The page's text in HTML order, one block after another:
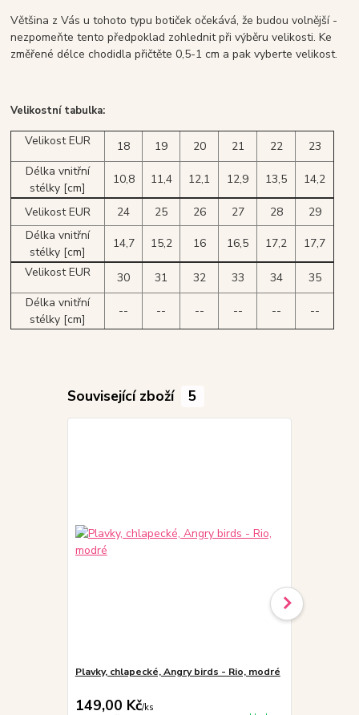
Většina z Vás u tohoto typu botiček očekává, že budou volnější -
nezpomeňte tento předpoklad zohlednit při výběru velikosti. Ke
změřené délce chodidla přičtěte 0,5-1 cm a pak vyberte velikost.
Velikostní tabulka:
Velikost EUR 18 19 20 21 22
23
Délka vnitřní
stélky [cm]
10,8 11,4 12,1 12,9 13,5 14,2
Velikost EUR 24 25 26 27 28
29
Délka vnitřní
stélky [cm]
14,7 15,2 16 16,5 17,2
17,7
Velikost EUR
30 31 32 33 34
35
Délka vnitřní
stélky [cm]
-- -- -- -- -- --
Související zboží 5
Plavky, chlapecké, Angry birds - Rio, modré
149,00 Kč/ks